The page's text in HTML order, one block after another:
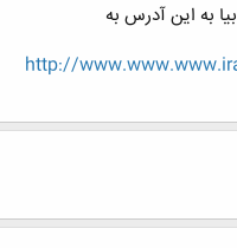
به این آدرس به
http://